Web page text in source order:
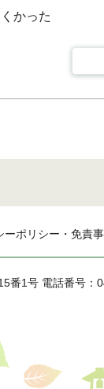
かった
ーポリシー・免責
番1号 電話番号：